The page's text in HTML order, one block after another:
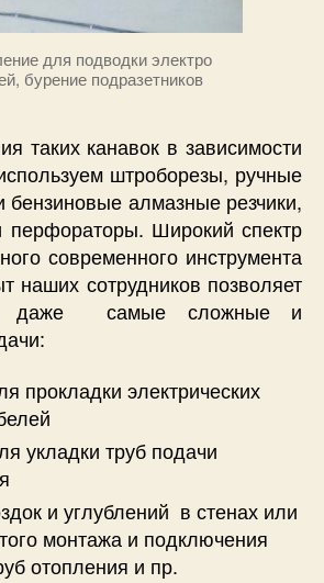
для подводки электро
бурение подразетников
таких канавок в зависимости
штроборезы, ручные
бензиновые алмазные резчики,
перфораторы. Широкий спектр
современного инструмента
наших сотрудников позволяет
даже самые сложные и
прокладки электрических
укладки труб подачи
и углублений в стенах или
монтажа и подключения
отопления и пр.